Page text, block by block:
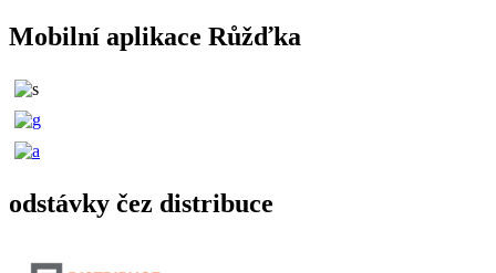
Mobilní aplikace Růžďka
odstávky čez distribuce